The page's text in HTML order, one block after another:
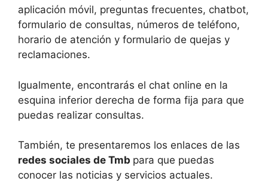
aplicación móvil, preguntas frecuentes, chatbot,
formulario de consultas, números de teléfono,
horario de atención y formulario de quejas y
reclamaciones.
Igualmente, encontrarás el chat online en la
esquina inferior derecha de forma fija para que
puedas realizar consultas.
También, te presentaremos los enlaces de las
redes sociales de Tmb para que puedas
conocer las noticias y servicios actuales.